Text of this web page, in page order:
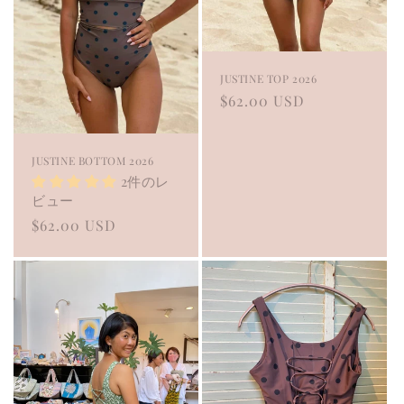
JUSTINE BOTTOM 2026
2件のレ
ビュー
Regular
$62.00 USD
JUSTINE TOP 2026
Regular
$62.00 USD